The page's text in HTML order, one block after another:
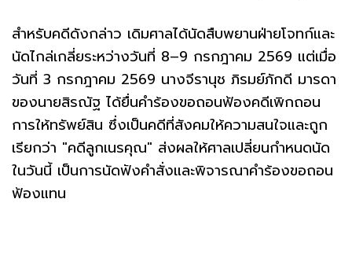
สำหรับคดีดังกล่าว เดิมศาลได้นัดสืบพยานฝ่ายโจทก์และ
นัดไกล่เกลี่ยระหว่างวันที่ 8–9 กรกฎาคม 2569 แต่เมื่อ
วันที่ 3 กรกฎาคม 2569 นางจีรานุช ภิรมย์ภักดี มารดา
ของนายสิรณัฐ ได้ยื่นคำร้องขอถอนฟ้องคดีเพิกถอน
การให้ทรัพย์สิน ซึ่งเป็นคดีที่สังคมให้ความสนใจและถูก
เรียกว่า "คดีลูกเนรคุณ" ส่งผลให้ศาลเปลี่ยนกำหนดนัด
ในวันนี้ เป็นการนัดฟังคำสั่งและพิจารณาคำร้องขอถอน
ฟ้องแทน